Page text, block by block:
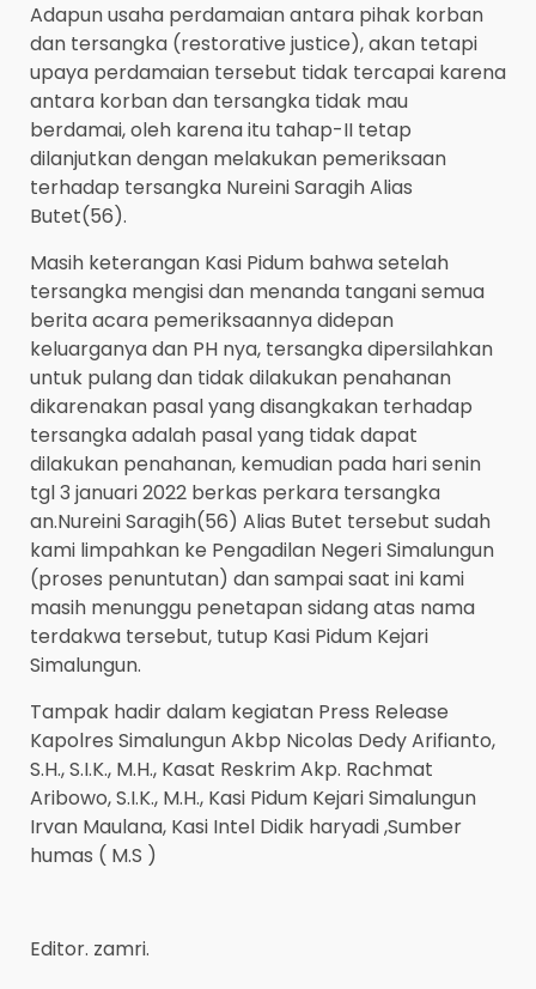
Adapun usaha perdamaian antara pihak korban
dan tersangka (restorative justice), akan tetapi
upaya perdamaian tersebut tidak tercapai karena
antara korban dan tersangka tidak mau
berdamai, oleh karena itu tahap-II tetap
dilanjutkan dengan melakukan pemeriksaan
terhadap tersangka Nureini Saragih Alias
Butet(56).
Masih keterangan Kasi Pidum bahwa setelah
tersangka mengisi dan menanda tangani semua
berita acara pemeriksaannya didepan
keluarganya dan PH nya, tersangka dipersilahkan
untuk pulang dan tidak dilakukan penahanan
dikarenakan pasal yang disangkakan terhadap
tersangka adalah pasal yang tidak dapat
dilakukan penahanan, kemudian pada hari senin
tgl 3 januari 2022 berkas perkara tersangka
an.Nureini Saragih(56) Alias Butet tersebut sudah
kami limpahkan ke Pengadilan Negeri Simalungun
(proses penuntutan) dan sampai saat ini kami
masih menunggu penetapan sidang atas nama
terdakwa tersebut, tutup Kasi Pidum Kejari
Simalungun.
Tampak hadir dalam kegiatan Press Release
Kapolres Simalungun Akbp Nicolas Dedy Arifianto,
S.H., S.I.K., M.H., Kasat Reskrim Akp. Rachmat
Aribowo, S.I.K., M.H., Kasi Pidum Kejari Simalungun
Irvan Maulana, Kasi Intel Didik haryadi ,Sumber
humas ( M.S )
Editor. zamri.